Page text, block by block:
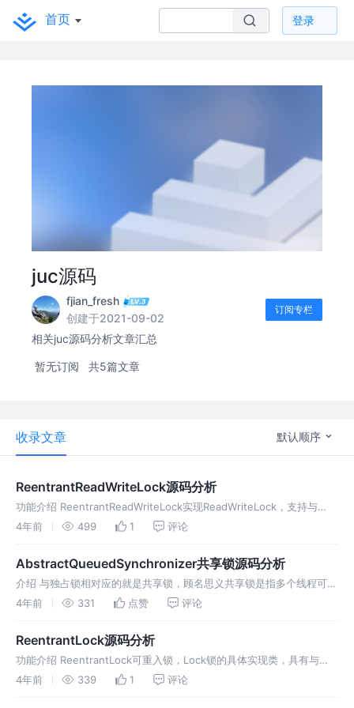
首页 登录
juc源码
fjian_fresh
创建于2021-09-02
订阅专栏
相关juc源码分析文章汇总
暂无订阅 共5篇文章
收录文章 默认顺序
ReentrantReadWriteLock源码分析
功能介绍 ReentrantReadWriteLock实现ReadWriteLock，支持与
ReentrantLock同样的语义，但同时又比ReentrantLock性能更佳，针
4年前 499 1 评论
AbstractQueuedSynchronizer共享锁源码分析
介绍 与独占锁相对应的就是共享锁，顾名思义共享锁是指多个线程可以
同时持有锁进行自身业务的处理，比较常见的使用就是
4年前 331 点赞 评论
ReentrantLock源码分析
功能介绍 ReentrantLock可重入锁，Lock锁的具体实现类，具有与
synchronized锁相同的基本行为和语义的可重入互斥锁，但具有扩展
4年前 339 1 评论